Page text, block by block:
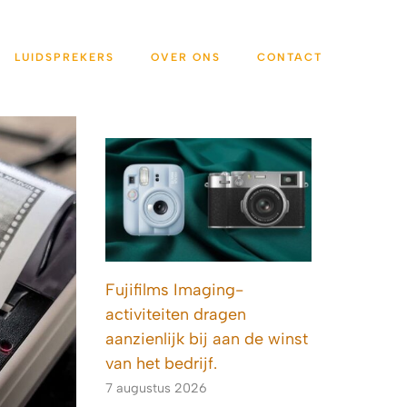
LUIDSPREKERS OVER ONS CONTACT
Fujifilms Imaging-
activiteiten dragen
aanzienlijk bij aan de winst
van het bedrijf.
7 augustus 2026